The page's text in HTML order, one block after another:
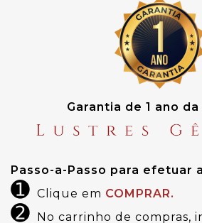
Garantia de 1 ano
Passo-a-Passo para efetuar
➊ Clique em COMPRAR.
➋ No carrinho de compras,